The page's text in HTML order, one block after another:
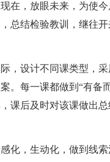
在，放眼未来，为使今
总结检验教训，继往开
，设计不同课类型，采
。每一课都做到“有备而
课后及时对该课做出总
，生动化，做到线索